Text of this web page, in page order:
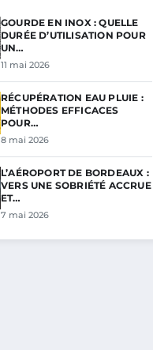
GOURDE EN INOX : QUELLE
DURÉE D’UTILISATION POUR
UN…
11 mai 2026
RÉCUPÉRATION EAU PLUIE :
MÉTHODES EFFICACES
POUR…
8 mai 2026
L’AÉROPORT DE BORDEAUX :
VERS UNE SOBRIÉTÉ ACCRUE
ET…
7 mai 2026